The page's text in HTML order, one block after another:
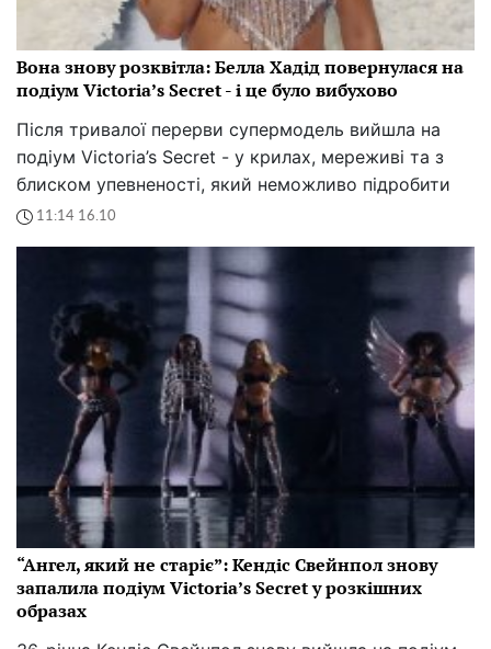
Вона знову розквітла: Белла Хадід повернулася на
подіум Victoria’s Secret - і це було вибухово
Після тривалої перерви супермодель вийшла на
подіум Victoria’s Secret - у крилах, мереживі та з
блиском упевненості, який неможливо підробити
11:14 16.10
“Ангел, який не старіє”: Кендіс Свейнпол знову
запалила подіум Victoria’s Secret у розкішних
образах